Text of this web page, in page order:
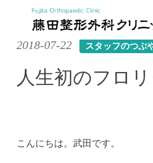
2018-07-22 スタッフのつぶ
人生初のフロ
こんにちは。武田です。